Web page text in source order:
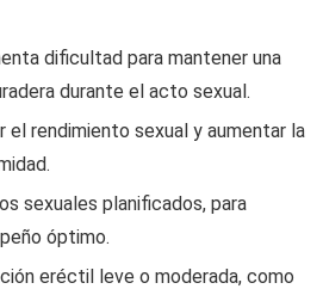
dificultad para mantener una
durante el acto sexual.
el rendimiento sexual y aumentar la
sexuales planificados, para
óptimo.
eréctil leve o moderada, como